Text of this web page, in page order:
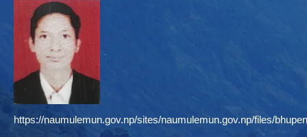
https://naumulemun.gov.np/sites/naumulemun.gov.np/files/